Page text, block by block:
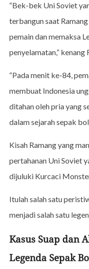
“Bek-bek Uni Soviet
terbangun saat
pemain dan memaksa
penyelamatan,” kenang
“Pada menit ke-84,
membuat Indonesia
ditahan oleh pria yang
dalam sejarah sepak
Kisah Ramang yang
pertahanan Uni Soviet
dijuluki Kurcaci
Itulah salah satu
menjadi salah satu
Kasus Suap dan
Legenda Sepak